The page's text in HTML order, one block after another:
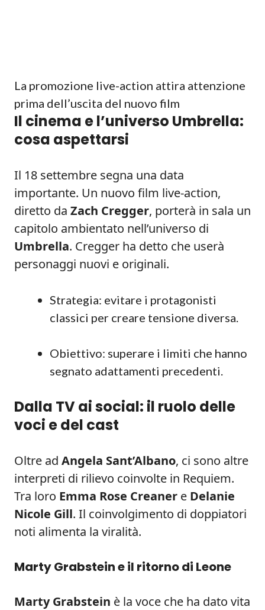
La promozione live-action attira attenzione
prima dell’uscita del nuovo film
Il cinema e l’universo Umbrella:
cosa aspettarsi
Il 18 settembre segna una data
importante. Un nuovo film live-action,
diretto da Zach Cregger, porterà in sala un
capitolo ambientato nell’universo di
Umbrella. Cregger ha detto che userà
personaggi nuovi e originali.
Strategia: evitare i protagonisti
classici per creare tensione diversa.
Obiettivo: superare i limiti che hanno
segnato adattamenti precedenti.
Dalla TV ai social: il ruolo delle
voci e del cast
Oltre ad Angela Sant’Albano, ci sono altre
interpreti di rilievo coinvolte in Requiem.
Tra loro Emma Rose Creaner e Delanie
Nicole Gill. Il coinvolgimento di doppiatori
noti alimenta la viralità.
Marty Grabstein e il ritorno di Leone
Marty Grabstein è la voce che ha dato vita